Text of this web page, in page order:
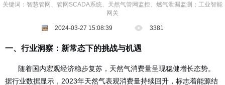
关键词：智慧管网、管网SCADA系统、天然气管网监控、燃气泄漏监测；工业智能
网关
2024-03-27 15:08:39 3381
一、行业洞察：新常态下的挑战与机遇
随着国内宏观经济稳步复苏，天然气消费量呈现稳健增长态势。
据行业数据显示，2023年天然气表观消费量持续回升，标志着能源结